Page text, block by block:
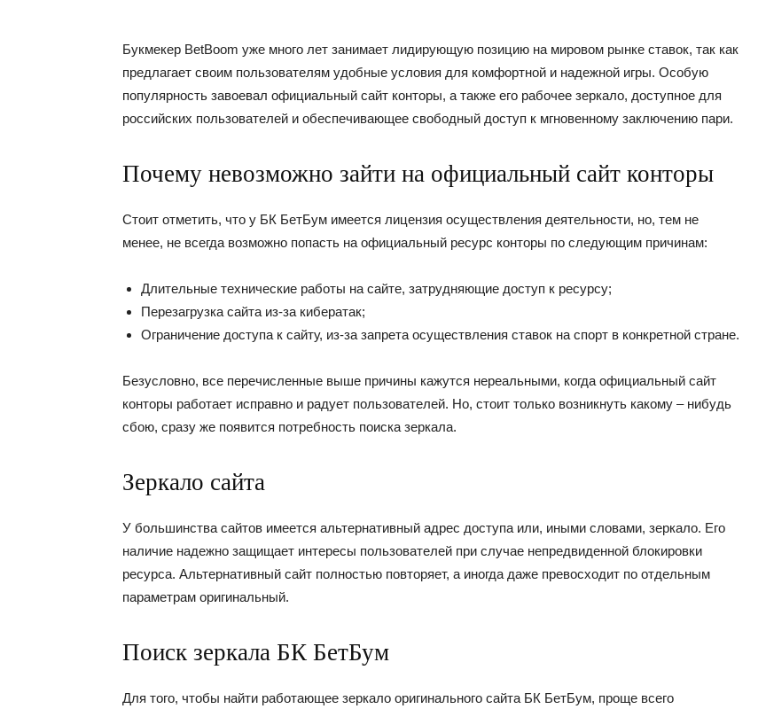
Букмекер BetBoom уже много лет занимает лидирующую позицию на мировом рынке ставок, так как
предлагает своим пользователям удобные условия для комфортной и надежной игры. Особую
популярность завоевал официальный сайт конторы, а также его рабочее зеркало, доступное для
российских пользователей и обеспечивающее свободный доступ к мгновенному заключению пари.
Почему невозможно зайти на официальный сайт конторы
Стоит отметить, что у БК БетБум имеется лицензия осуществления деятельности, но, тем не
менее, не всегда возможно попасть на официальный ресурс конторы по следующим причинам:
Длительные технические работы на сайте, затрудняющие доступ к ресурсу;
Перезагрузка сайта из-за кибератак;
Ограничение доступа к сайту, из-за запрета осуществления ставок на спорт в конкретной стране.
Безусловно, все перечисленные выше причины кажутся нереальными, когда официальный сайт
конторы работает исправно и радует пользователей. Но, стоит только возникнуть какому – нибудь
сбою, сразу же появится потребность поиска зеркала.
Зеркало сайта
У большинства сайтов имеется альтернативный адрес доступа или, иными словами, зеркало. Его
наличие надежно защищает интересы пользователей при случае непредвиденной блокировки
ресурса. Альтернативный сайт полностью повторяет, а иногда даже превосходит по отдельным
параметрам оригинальный.
Поиск зеркала БК БетБум
Для того, чтобы найти работающее зеркало оригинального сайта БК БетБум, проще всего